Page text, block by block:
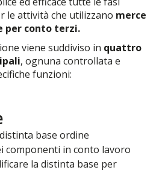
le attività che utilizzano merce
per conto terzi.
viene suddiviso in quattro
, ognuna controllata e
funzioni:
base ordine
componenti in conto lavoro
la distinta base per